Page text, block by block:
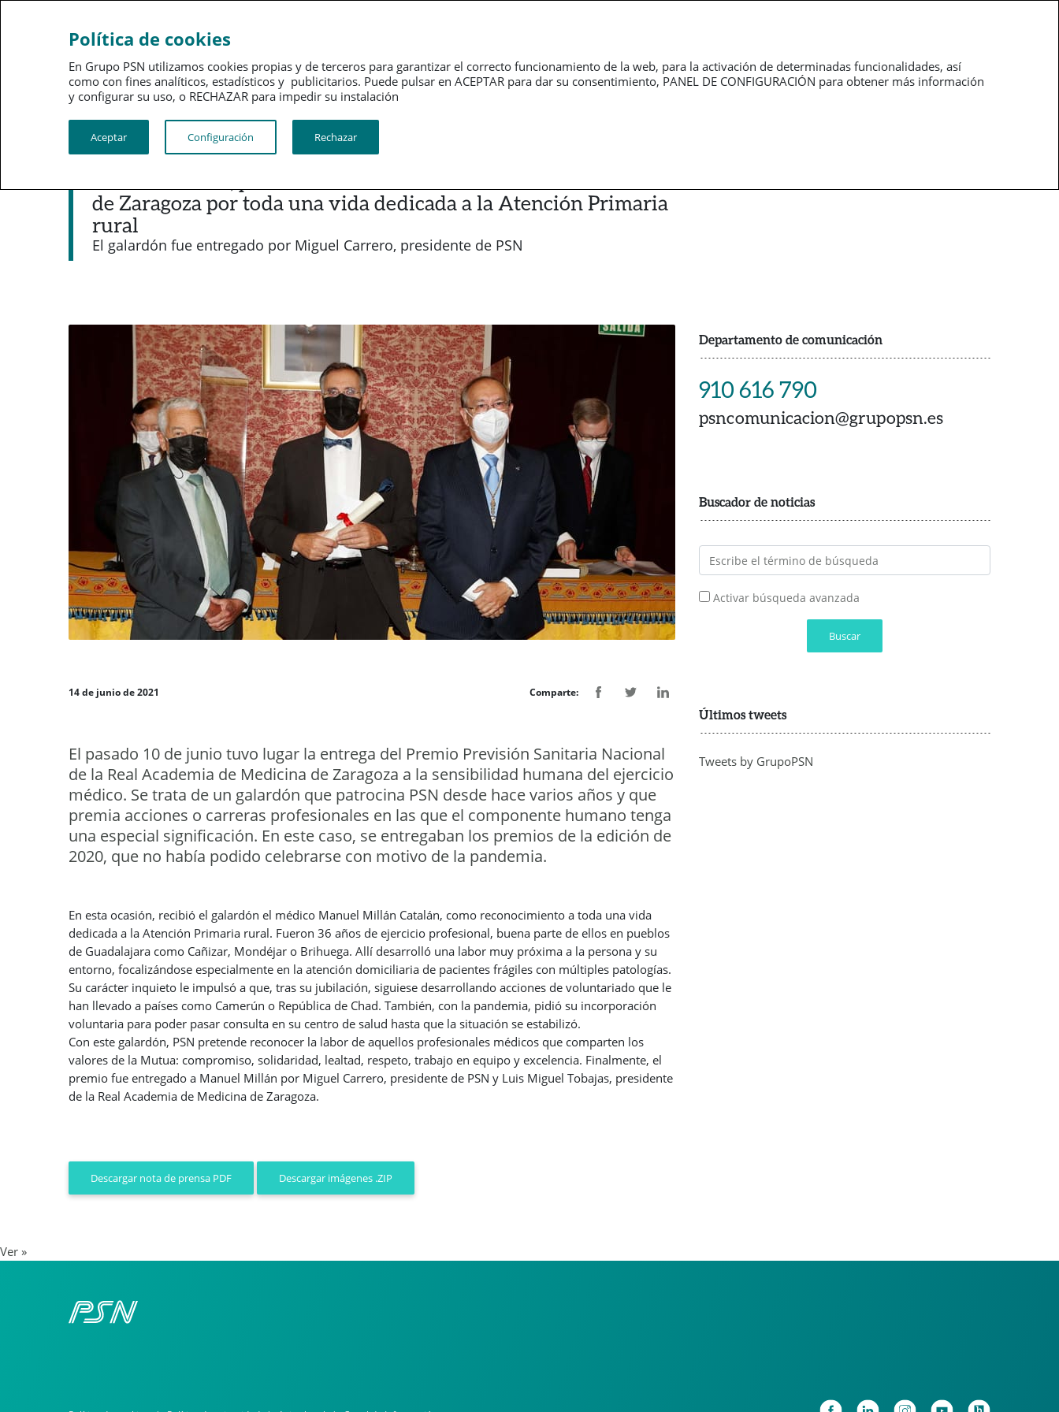
PSN
PSN al día Kit de prensa Revistas
Noticias destacadas
de Zaragoza por toda una vida dedicada a la Atención Primaria
rural
El galardón fue entregado por Miguel Carrero, presidente de PSN
14 de junio de 2021 Comparte:
El pasado 10 de junio tuvo lugar la entrega del Premio Previsión Sanitaria Nacional
de la Real Academia de Medicina de Zaragoza a la sensibilidad humana del ejercicio
médico. Se trata de un galardón que patrocina PSN desde hace varios años y que
premia acciones o carreras profesionales en las que el componente humano tenga
una especial significación. En este caso, se entregaban los premios de la edición de
2020, que no había podido celebrarse con motivo de la pandemia.
En esta ocasión, recibió el galardón el médico Manuel Millán Catalán, como reconocimiento a toda una vida
dedicada a la Atención Primaria rural. Fueron 36 años de ejercicio profesional, buena parte de ellos en pueblos
de Guadalajara como Cañizar, Mondéjar o Brihuega. Allí desarrolló una labor muy próxima a la persona y su
entorno, focalizándose especialmente en la atención domiciliaria de pacientes frágiles con múltiples patologías.
Su carácter inquieto le impulsó a que, tras su jubilación, siguiese desarrollando acciones de voluntariado que le
han llevado a países como Camerún o República de Chad. También, con la pandemia, pidió su incorporación
voluntaria para poder pasar consulta en su centro de salud hasta que la situación se estabilizó.
Con este galardón, PSN pretende reconocer la labor de aquellos profesionales médicos que comparten los
valores de la Mutua: compromiso, solidaridad, lealtad, respeto, trabajo en equipo y excelencia. Finalmente, el
premio fue entregado a Manuel Millán por Miguel Carrero, presidente de PSN y Luis Miguel Tobajas, presidente
de la Real Academia de Medicina de Zaragoza.
Descargar nota de prensa PDF Descargar imágenes .ZIP
Departamento de comunicación
910 616 790
psncomunicacion@grupopsn.es
Buscador de noticias
Activar búsqueda avanzada
Buscar
Últimos tweets
Tweets by GrupoPSN
Ver »
Política de cookies
En Grupo PSN utilizamos cookies propias y de terceros para garantizar el correcto funcionamiento de la web, para la activación de determinadas funcionalidades, así
como con fines analíticos, estadísticos y publicitarios. Puede pulsar en ACEPTAR para dar su consentimiento, PANEL DE CONFIGURACIÓN para obtener más información
y configurar su uso, o RECHAZAR para impedir su instalación​​​​​​​
Aceptar Configuración Rechazar